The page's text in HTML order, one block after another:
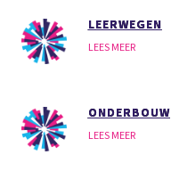
LEERWEGEN
LEES MEER
ONDERBOUW
LEES MEER